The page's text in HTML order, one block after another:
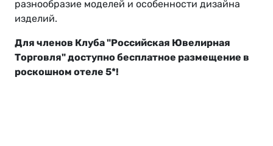
разнообразие моделей и особенности дизайна
изделий.
Для членов Клуба "Российская Ювелирная
Торговля" доступно бесплатное размещение в
роскошном отеле 5*!